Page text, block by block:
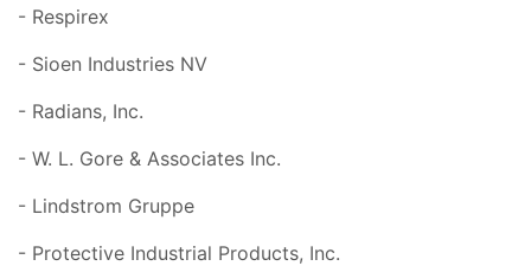
- Respirex
- Sioen Industries NV
- Radians, Inc.
- W. L. Gore & Associates Inc.
- Lindstrom Gruppe
- Protective Industrial Products, Inc.